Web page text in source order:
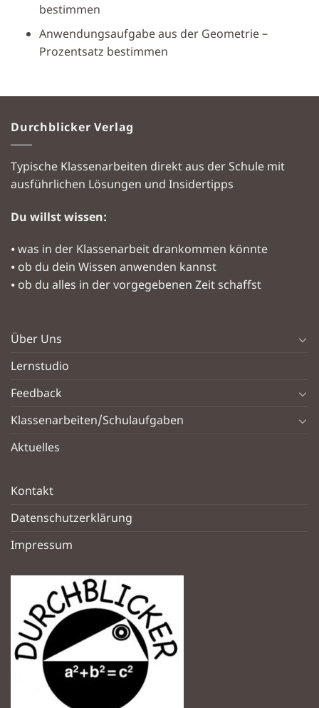
bestimmen
Anwendungsaufgabe aus der Geometrie –
Prozentsatz bestimmen
Durchblicker Verlag
Typische Klassenarbeiten direkt aus der Schule mit
ausführlichen Lösungen und Insidertipps
Du willst wissen:
⦁ was in der Klassenarbeit drankommen könnte
⦁ ob du dein Wissen anwenden kannst
⦁ ob du alles in der vorgegebenen Zeit schaffst
Über Uns
Lernstudio
Feedback
Klassenarbeiten/Schulaufgaben
Aktuelles
Kontakt
Datenschutzerklärung
Impressum